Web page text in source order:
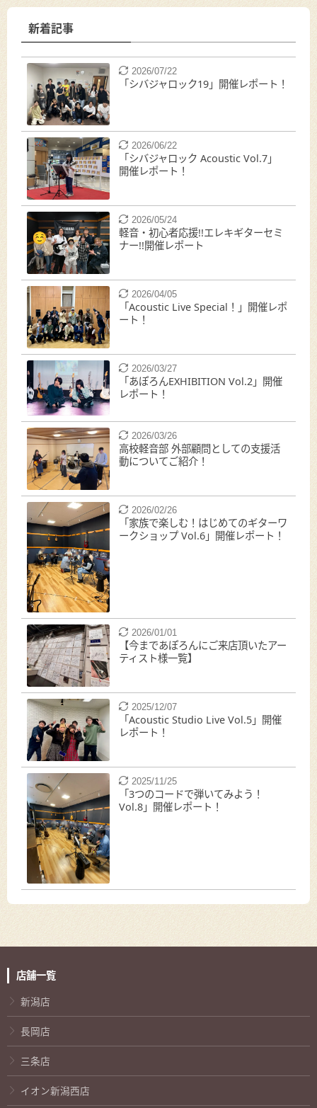
新着記事
2026/07/22
「シバジャロック19」開催レポート！
2026/06/22
「シバジャロック Acoustic Vol.7」
開催レポート！
2026/05/24
軽音・初心者応援!!エレキギターセミ
ナー!!開催レポート
2026/04/05
「Acoustic Live Special！」開催レポ
ート！
2026/03/27
「あぽろんEXHIBITION Vol.2」開催
レポート！
2026/03/26
高校軽音部 外部顧問としての支援活
動についてご紹介！
2026/02/26
「家族で楽しむ！はじめてのギターワ
ークショップ Vol.6」開催レポート！
2026/01/01
【今まであぽろんにご来店頂いたアー
ティスト様一覧】
2025/12/07
「Acoustic Studio Live Vol.5」開催
レポート！
2025/11/25
「3つのコードで弾いてみよう！
Vol.8」開催レポート！
店舗一覧
新潟店
長岡店
三条店
イオン新潟西店